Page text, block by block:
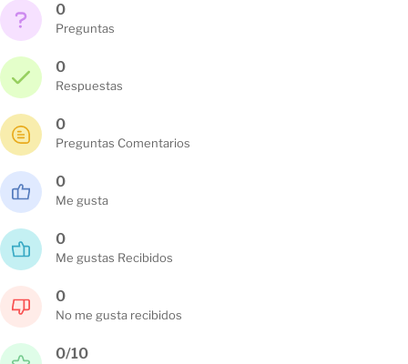
0
Preguntas
0
Respuestas
0
Preguntas Comentarios
0
Me gusta
0
Me gustas Recibidos
0
No me gusta recibidos
0/10